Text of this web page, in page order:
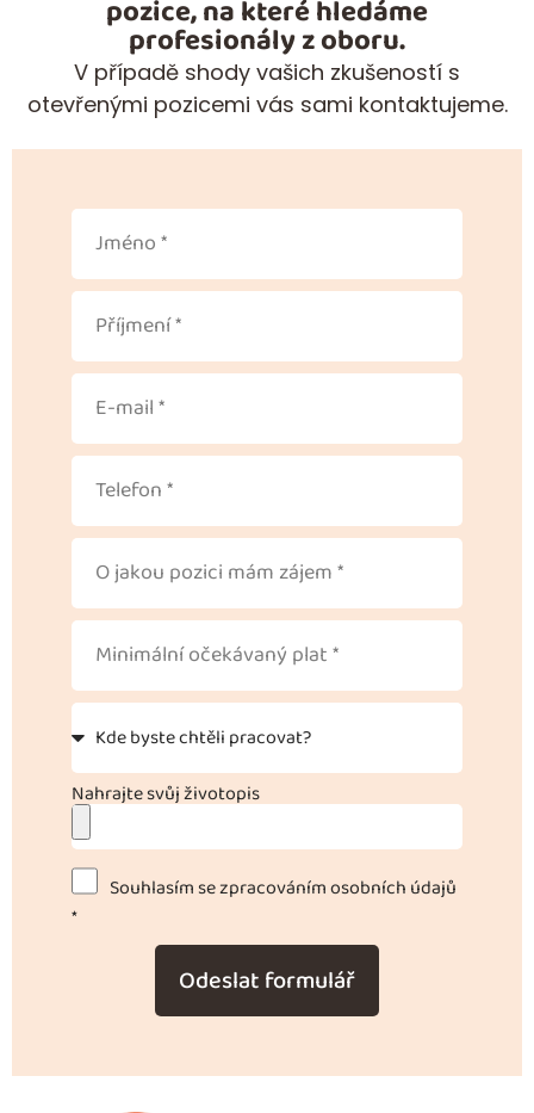
pozice, na které hledáme
profesionály z oboru.
V případě shody vašich zkušeností s
otevřenými pozicemi vás sami kontaktujeme.
Nahrajte svůj životopis
Souhlasím se zpracováním osobních údajů
*
Odeslat formulář